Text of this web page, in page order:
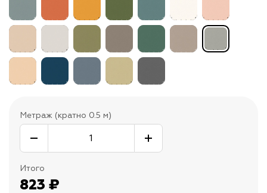
Метраж (кратно 0.5 м)
Итого
823 ₽